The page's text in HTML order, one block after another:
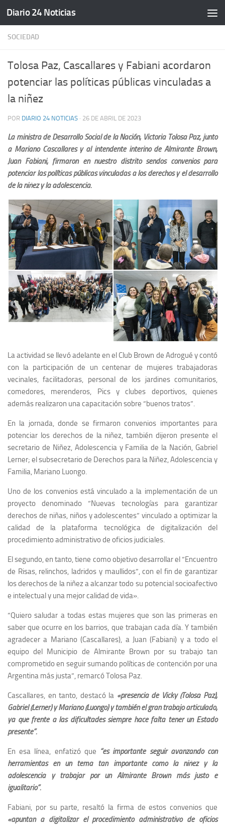
Saltar al contenido
Diario 24 Noticias
SOCIEDAD
Tolosa Paz, Cascallares y Fabiani acordaron
potenciar las políticas públicas vinculadas a
la niñez
POR DIARIO 24 NOTICIAS · 26 DE ABRIL DE 2023
La ministra de Desarrollo Social de la Nación, Victoria Tolosa Paz, junto
a Mariano Cascallares y al intendente interino de Almirante Brown,
Juan Fabiani, firmaron en nuestro distrito sendos convenios para
potenciar las políticas públicas vinculadas a los derechos y el desarrollo
de la niñez y la adolescencia.
La actividad se llevó adelante en el Club Brown de Adrogué y contó
con la participación de un centenar de mujeres trabajadoras
vecinales, facilitadoras, personal de los jardines comunitarios,
comedores, merenderos, Pics y clubes deportivos, quienes
además realizaron una capacitación sobre “buenos tratos”.
En la jornada, donde se firmaron convenios importantes para
potenciar los derechos de la niñez, también dijeron presente el
secretario de Niñez, Adolescencia y Familia de la Nación, Gabriel
Lerner; el subsecretario de Derechos para la Niñez, Adolescencia y
Familia, Mariano Luongo.
Uno de los convenios está vinculado a la implementación de un
proyecto denominado “Nuevas tecnologías para garantizar
derechos de niñas, niños y adolescentes” vinculado a optimizar la
calidad de la plataforma tecnológica de digitalización del
procedimiento administrativo de oficios judiciales.
El segundo, en tanto, tiene como objetivo desarrollar el “Encuentro
de Risas, relinchos, ladridos y maullidos”, con el fin de garantizar
los derechos de la niñez a alcanzar todo su potencial socioafectivo
e intelectual y una mejor calidad de vida».
“Quiero saludar a todas estas mujeres que son las primeras en
saber que ocurre en los barrios, que trabajan cada día. Y también
agradecer a Mariano (Cascallares), a Juan (Fabiani) y a todo el
equipo del Municipio de Almirante Brown por su trabajo tan
comprometido en seguir sumando políticas de contención por una
Argentina más justa”, remarcó Tolosa Paz.
Cascallares, en tanto, destacó la «presencia de Vicky (Tolosa Paz),
Gabriel (Lerner) y Mariano (Luongo) y también el gran trabajo articulado,
ya que frente a las dificultades siempre hace falta tener un Estado
presente”.
En esa línea, enfatizó que “es importante seguir avanzando con
herramientas en un tema tan importante como la niñez y la
adolescencia y trabajar por un Almirante Brown más justo e
igualitario”.
Fabiani, por su parte, resaltó la firma de estos convenios que
«apuntan a digitalizar el procedimiento administrativo de oficios